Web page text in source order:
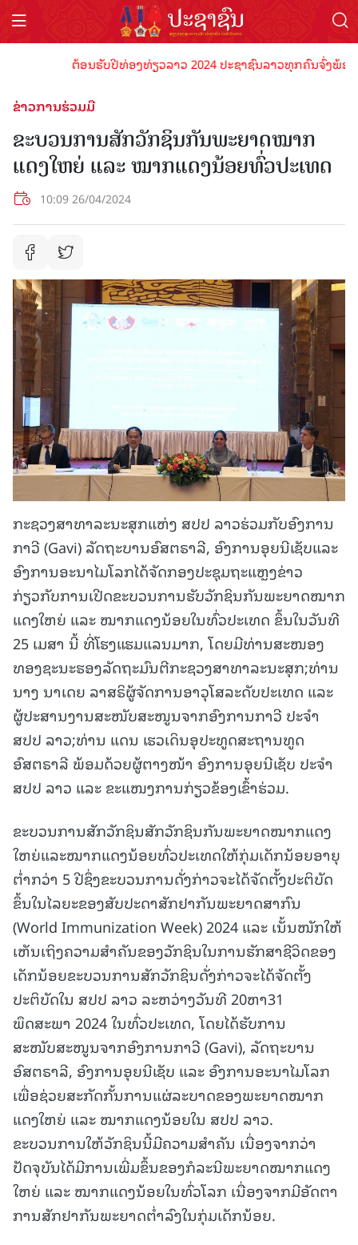
ຕ້ອນຮັບປີທ່ອງທ່ຽວລາວ 2024 ປະຊາຊົນລາວທຸກຄົນຈົ່ງພ້ອມ
ຂ່າວການຮ່ວມມື
ຂະບວນການສັກວັກຊິນກັນພະຍາດໝາກ
ແດງໃຫຍ່ ແລະ ໝາກແດງນ້ອຍທົ່ວປະເທດ
10:09 26/04/2024
ກະຊວງສາທາລະນະສຸກແຫ່ງ ສປປ ລາວຮ່ວມກັບອົງການ
ກາວີ (Gavi) ລັດຖະບານອົສຕຣາລີ, ອົງການອຸຍນີເຊັບແລະ
ອົງການອະນາໄມໂລກໄດ້ຈັດກອງປະຊຸມຖະແຫຼງຂ່າວ
ກ່ຽວກັບການເປີດຂະບວນການຮັບວັກຊິນກັນພະຍາດໝາກ
ແດງໃຫຍ່ ແລະ ໝາກແດງນ້ອຍໃນທົ່ວປະເທດ ຂຶ້ນໃນວັນທີ
25 ເມສາ ນີ້ ທີ່ໂຮງແຮມແລນມາກ, ໂດຍມີທ່ານສະໜອງ
ທອງຊະນະຮອງລັດຖະມົນຕີກະຊວງສາທາລະນະສຸກ;ທ່ານ
ນາງ ນາເດຍ ລາສຣິຜູ້ຈັດການອາວຸໂສລະດັບປະເທດ ແລະ
ຜູ້ປະສານງານສະໜັບສະໜູນຈາກອົງການກາວີ ປະຈຳ
ສປປ ລາວ;ທ່ານ ແດນ ເຮວເດິນອຸປະທູດສະຖານທູດ
ອົສຕຣາລີ ພ້ອມດ້ວຍຜູ້ຕາງໜ້າ ອົງການອຸຍນີເຊັບ ປະຈໍາ
ສປປ ລາວ ແລະ ຂະແໜງການກ່ຽວຂ້ອງເຂົ້າຮ່ວມ.
ຂະບວນການສັກວັກຊິນສັກວັກຊິນກັນພະຍາດໝາກແດງ
ໃຫຍ່ແລະໝາກແດງນ້ອຍທົ່ວປະເທດໃຫ້ກຸ່ມເດັກນ້ອຍອາຍຸ
ຕໍ່າກວ່າ 5 ປີຊຶ່ງຂະບວນການດັ່ງກ່າວຈະໄດ້ຈັດຕັ້ງປະຕິບັດ
ຂຶ້ນໃນໄລຍະຂອງສັບປະດາສັກຢາກັນພະຍາດສາກົນ
(World Immunization Week) 2024 ແລະ ເນັ້ນໜັກໃຫ້
ເຫັນເຖິງຄວາມສຳຄັນຂອງວັກຊິນໃນການຮັກສາຊີວິດຂອງ
ເດັກນ້ອຍຂະບວນການສັກວັກຊິນດັ່ງກ່າວຈະໄດ້ຈັດຕັ້ງ
ປະຕິບັດໃນ ສປປ ລາວ ລະຫວ່າງວັນທີ 20ຫາ31
ພຶດສະພາ 2024 ໃນທົ່ວປະເທດ, ໂດຍໄດ້ຮັບການ
ສະໜັບສະໜູນຈາກອົງການກາວີ (Gavi), ລັດຖະບານ
ອົສຕຣາລີ, ອົງການອຸຍນີເຊັບ ແລະ ອົງການອະນາໄມໂລກ
ເພື່ອຊ່ວຍສະກັດກັ້ນການແຜ່ລະບາດຂອງພະຍາດໝາກ
ແດງໃຫຍ່ ແລະ ໝາກແດງນ້ອຍໃນ ສປປ ລາວ.
ຂະບວນການໃຫ້ວັກຊິນນີ້ມີຄວາມສຳຄັນ ເນື່ອງຈາກວ່າ
ປັດຈຸບັນໄດ້ມີການເພີ່ມຂຶ້ນຂອງກໍລະນີພະຍາດໝາກແດງ
ໃຫຍ່ ແລະ ໝາກແດງນ້ອຍໃນທົ່ວໂລກ ເນື່ອງຈາກມີອັດຕາ
ການສັກຢາກັນພະຍາດຕໍ່າລົງໃນກຸ່ມເດັກນ້ອຍ.